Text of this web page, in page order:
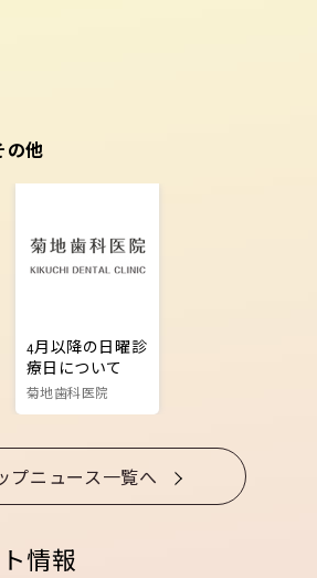
の他
4月以降の日曜診
療日について
菊地歯科医院
プニュース一覧へ
情報